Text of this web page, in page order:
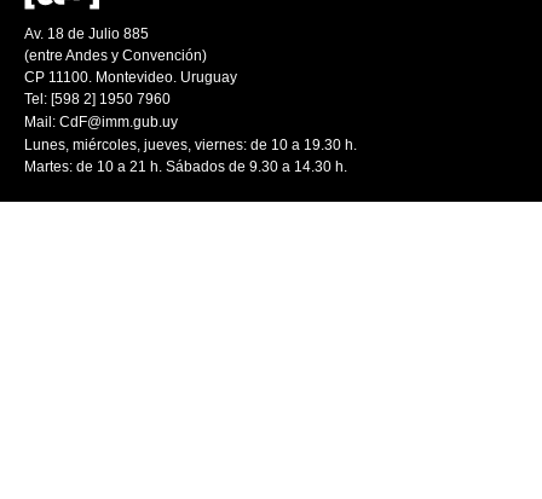
Av. 18 de Julio 885
(entre Andes y Convención)
CP 11100. Montevideo. Uruguay
Tel: [598 2] 1950 7960
Mail: CdF@imm.gub.uy
Lunes, miércoles, jueves, viernes: de 10 a 19.30 h.
Martes: de 10 a 21 h. Sábados de 9.30 a 14.30 h.